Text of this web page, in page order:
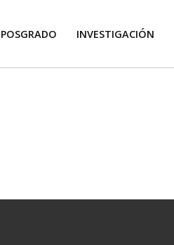
POSGRADO INVESTIGACIÓN